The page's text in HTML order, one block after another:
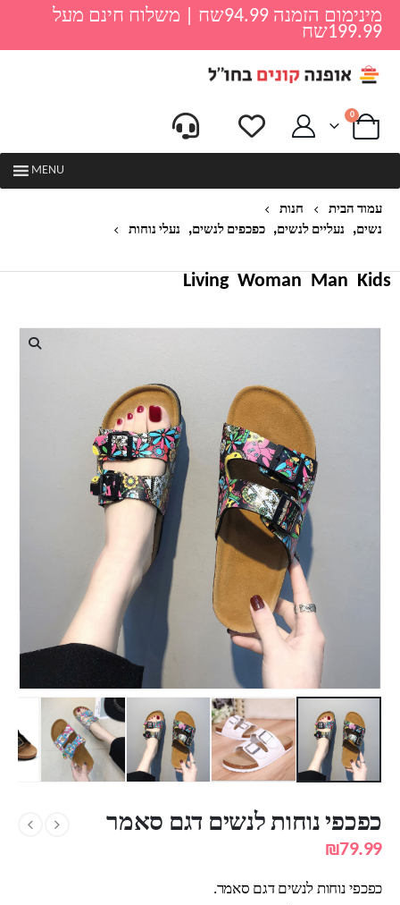
מינימום הזמנה 94.99שח | משלוח חינם מעל
199.99שח
0
MENU
עמוד הבית
חנות
נשים, נעליים לנשים, כפכפים לנשים, נעלי נוחות
Kids
Man
Woman
Living
כפכפי נוחות לנשים דגם סאמר
₪79.99
כפכפי נוחות לנשים דגם סאמר.